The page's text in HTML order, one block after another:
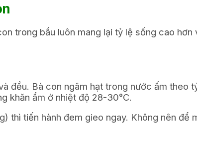
trong bầu luôn mang lại tỷ lệ sống cao
đều. Bà con ngâm hạt trong nước ấm theo
khăn ẩm ở nhiệt độ 28-30°C.
thì tiến hành đem gieo ngay. Không nên để